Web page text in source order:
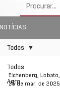
NOTÍCIAS
Todos
Agro
Todos
25 de mar. de 2025